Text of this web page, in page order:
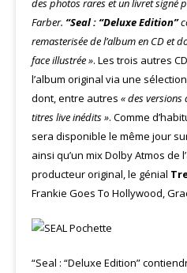
des photos rares et un livret signé
Farber. “Seal : “Deluxe Edition”
remasterisée de l’album en CD et
face illustrée ». Les trois autres
l’album original via une
dont, entre autres « des versions
titres live inédits ». Comme
sera disponible le même jour
ainsi qu’un mix Dolby Atmos de
producteur original, le génial
Frankie Goes To Hollywood,
“Seal : “Deluxe Edition”